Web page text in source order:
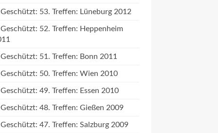
Geschützt: 53. Treffen: Lüneburg 2012
Geschützt: 52. Treffen: Heppenheim
Geschützt: 51. Treffen: Bonn 2011
Geschützt: 50. Treffen: Wien 2010
Geschützt: 49. Treffen: Essen 2010
Geschützt: 48. Treffen: Gießen 2009
Geschützt: 47. Treffen: Salzburg 2009